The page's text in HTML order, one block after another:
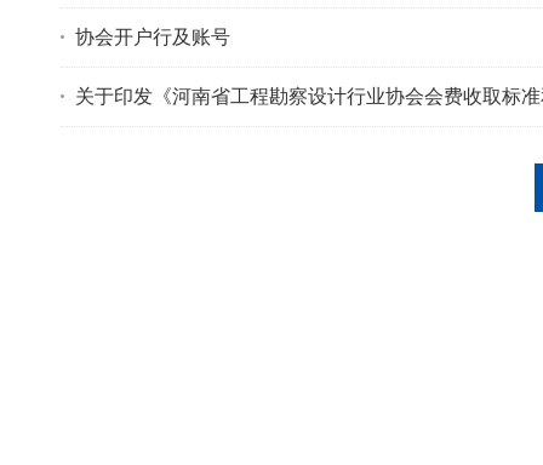
协会开户行及账号
关于印发《河南省工程勘察设计行业协会会费收取标